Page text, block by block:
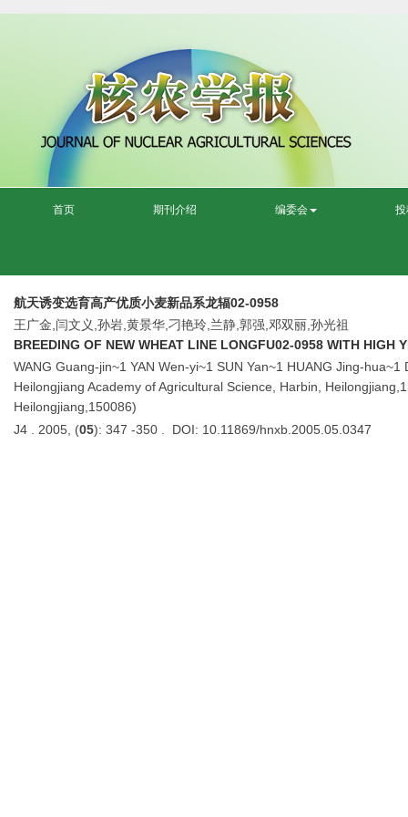
首页 期刊介绍 编委会
航天诱变选育高产优质小麦新品系龙辐02-0958
王广金,闫文义,孙岩,黄景华,刁艳玲,兰静,郭强,邓双丽,孙光祖
BREEDING OF NEW WHEAT LINE LONGFU02-0958 WITH HIGH
WANG Guang-jin~1 YAN Wen-yi~1 SUN Yan~1 HUANG Jing-
Heilongjiang Academy of Agricultural Science, Harbin,
Heilongjiang,150086)
J4 . 2005, (05): 347 -350 . DOI: 10.11869/hnxb.2005.05.0347